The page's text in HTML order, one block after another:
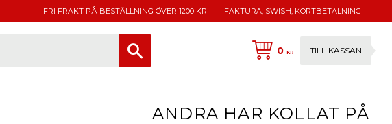
FRI FRAKT PÅ BESTÄLLNING ÖVER 1200 KR FAKTURA, SWISH, KORTBETALNING
0KR TILL KASSAN
ANDRA HAR KOLLAT PÅ